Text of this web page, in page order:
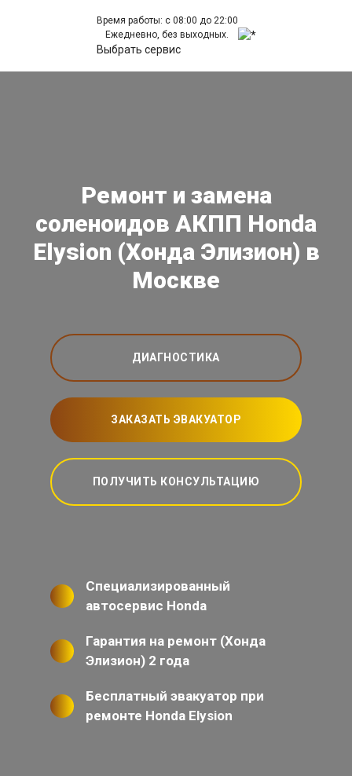
Время работы: с 08:00 до 22:00
Ежедневно, без выходных.
Выбрать сервис
Ремонт и замена
соленоидов АКПП Honda
Elysion (Хонда Элизион) в
Москве
ДИАГНОСТИКА
ЗАКАЗАТЬ ЭВАКУАТОР
ПОЛУЧИТЬ КОНСУЛЬТАЦИЮ
Специализированный
автосервис Honda
Гарантия на ремонт (Хонда
Элизион) 2 года
Бесплатный эвакуатор при
ремонте Honda Elysion